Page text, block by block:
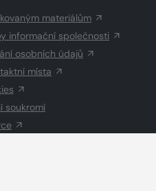
materiálům
informační společnosti
osobních údajů
místa
soukromí